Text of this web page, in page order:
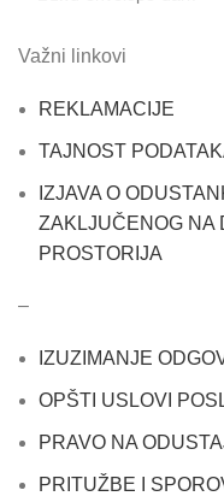
Važni linkovi
REKLAMACIJE
TAJNOST
IZJAVA O
ZAKLJUČENOG NA
PROSTORIJA
–
IZUZIMANJE
OPŠTI USLOVI
PRAVO NA
PRITUŽBE I